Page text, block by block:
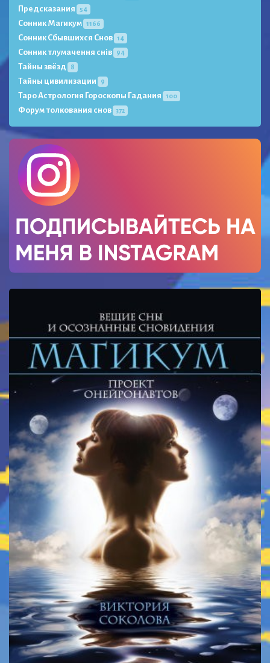
Предсказания 54
Сонник Магикум 1166
Сонник Сбывшихся Снов 14
Сонник тлумачення снів 94
Тайны звёзд 8
Тайны цивилизации 9
Таро Астрология Гороскопы Гадания 100
Форум толкования снов 372